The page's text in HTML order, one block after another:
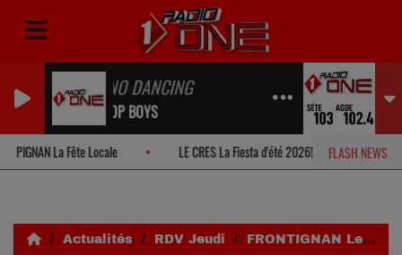
DOMINO DANCING
PET SHOP BOYS
FLASH NEWS
PIGNAN La Fête Locale LE CRES La Fiesta d'été 2026!
Actualités RDV Jeudi FRONTIGNAN Les Jeudis de la Culture gratuits